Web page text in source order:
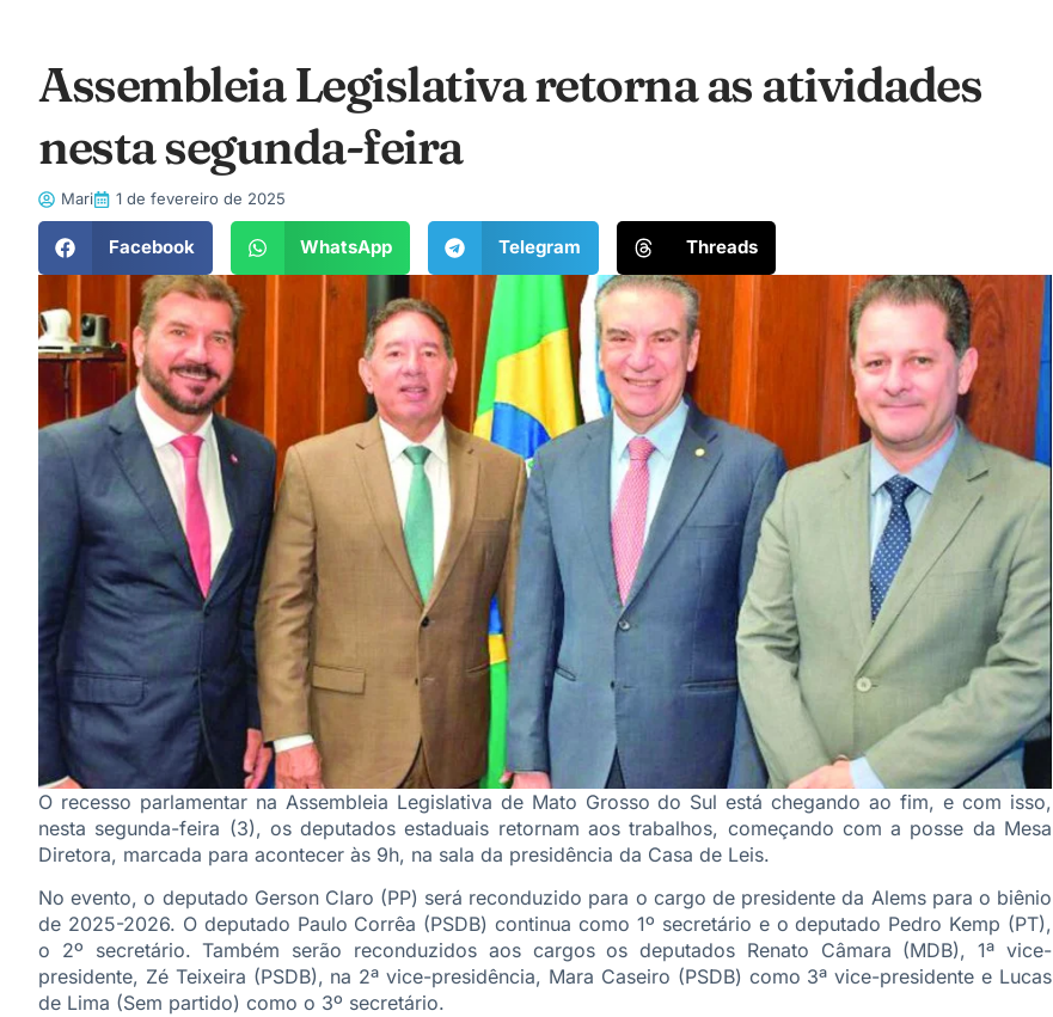
Assembleia Legislativa retorna as atividades
nesta segunda-feira
Mari 1 de fevereiro de 2025
Facebook WhatsApp Telegram Threads
O recesso parlamentar na Assembleia Legislativa de Mato Grosso do Sul está chegando ao fim, e com isso,
nesta segunda-feira (3), os deputados estaduais retornam aos trabalhos, começando com a posse da Mesa
Diretora, marcada para acontecer às 9h, na sala da presidência da Casa de Leis.
No evento, o deputado Gerson Claro (PP) será reconduzido para o cargo de presidente da Alems para o biênio
de 2025-2026. O deputado Paulo Corrêa (PSDB) continua como 1º secretário e o deputado Pedro Kemp (PT),
o 2º secretário. Também serão reconduzidos aos cargos os deputados Renato Câmara (MDB), 1ª vice-
presidente, Zé Teixeira (PSDB), na 2ª vice-presidência, Mara Caseiro (PSDB) como 3ª vice-presidente e Lucas
de Lima (Sem partido) como o 3º secretário.